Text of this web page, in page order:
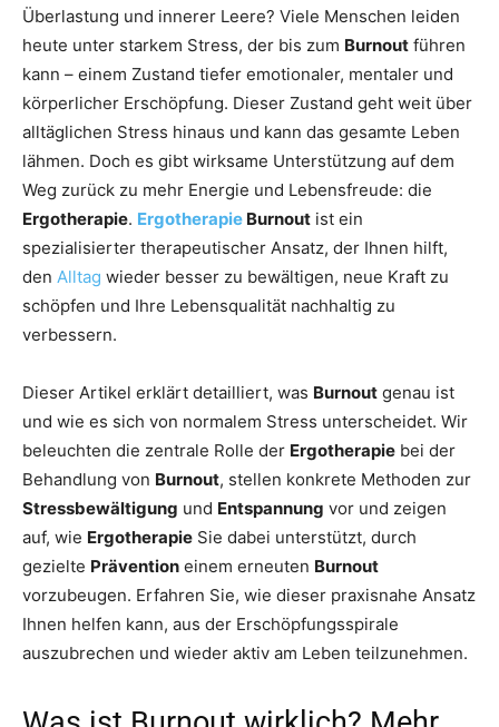
Überlastung und innerer Leere? Viele Menschen leiden
heute unter starkem Stress, der bis zum Burnout führen
kann – einem Zustand tiefer emotionaler, mentaler und
körperlicher Erschöpfung. Dieser Zustand geht weit über
alltäglichen Stress hinaus und kann das gesamte Leben
lähmen. Doch es gibt wirksame Unterstützung auf dem
Weg zurück zu mehr Energie und Lebensfreude: die
Ergotherapie. Ergotherapie Burnout ist ein
spezialisierter therapeutischer Ansatz, der Ihnen hilft,
den Alltag wieder besser zu bewältigen, neue Kraft zu
schöpfen und Ihre Lebensqualität nachhaltig zu
verbessern.
Dieser Artikel erklärt detailliert, was Burnout genau ist
und wie es sich von normalem Stress unterscheidet. Wir
beleuchten die zentrale Rolle der Ergotherapie bei der
Behandlung von Burnout, stellen konkrete Methoden zur
Stressbewältigung und Entspannung vor und zeigen
auf, wie Ergotherapie Sie dabei unterstützt, durch
gezielte Prävention einem erneuten Burnout
vorzubeugen. Erfahren Sie, wie dieser praxisnahe Ansatz
Ihnen helfen kann, aus der Erschöpfungsspirale
auszubrechen und wieder aktiv am Leben teilzunehmen.